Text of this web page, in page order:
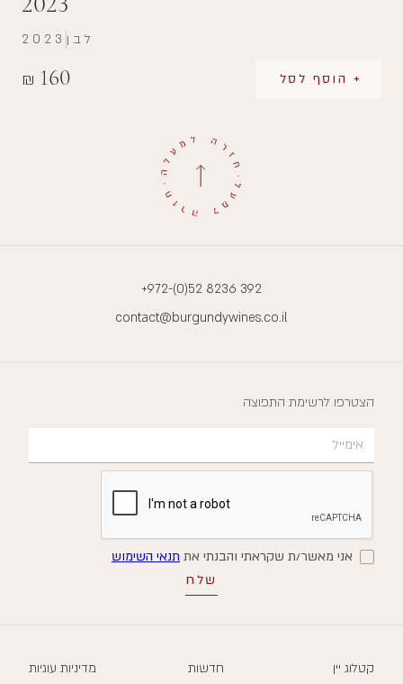
₪ 160 + הוסף לסל
2023 לבן
+972-(0)52 8236 392
contact@burgundywines.co.il
הצטרפו לרשימת התפוצה
אני מאשר/ת שקראתי והבנתי את תנאי השימוש
קטלוג יין חדשות מדיניות עוגיות